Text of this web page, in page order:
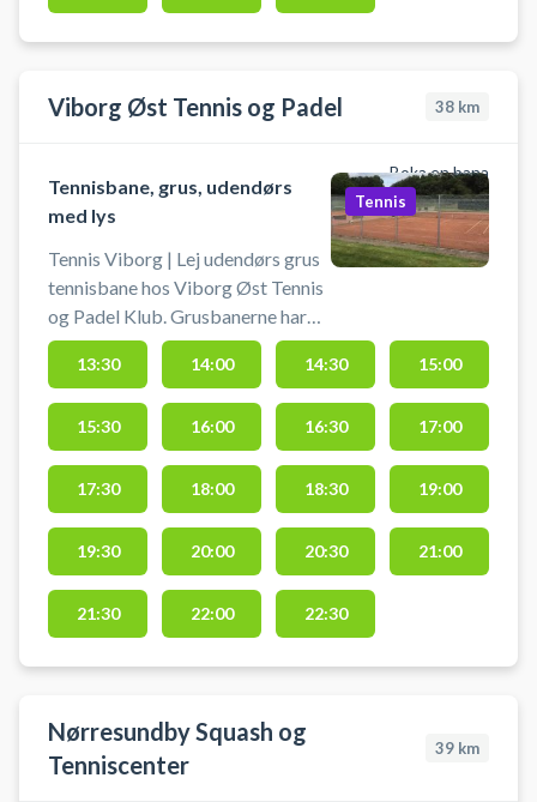
Viborg Øst Tennis og Padel 38 km
Boka en bana
Tennisbane, grus, udendørs
med lys
Tennis Viborg | Lej udendørs grus
tennisbane hos Viborg Øst Tennis
og Padel Klub. Grusbanerne har
lys på bane 1 og 2. Der må kun
anvendes sko med en sål uden
groft mønster. Ketcher skal selv
medbringes, men tennisbolde kan
købes i klubhuset.
Tennis
13:30 14:00 14:30 15:00
15:30 16:00 16:30 17:00
17:30 18:00 18:30 19:00
19:30 20:00 20:30 21:00
21:30 22:00 22:30
Nørresundby Squash og
Tenniscenter
39 km